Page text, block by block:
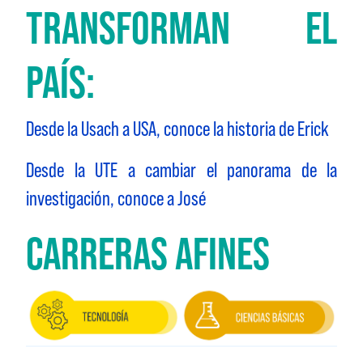
TRANSFORMAN EL
PAÍS:
Desde la Usach a USA, conoce la historia de Erick
Desde la UTE a cambiar el panorama de la
investigación, conoce a José
CARRERAS AFINES